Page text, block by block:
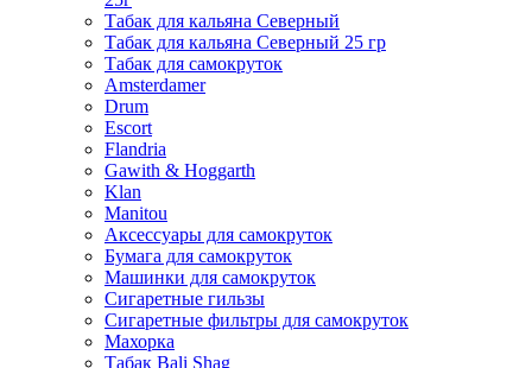
Табак для кальяна Северный
Табак для кальяна Северный 25 гр
Табак для самокруток
Amsterdamer
Drum
Escort
Flandria
Gawith & Hoggarth
Klan
Manitou
Аксессуары для самокруток
Бумага для самокруток
Машинки для самокруток
Сигаретные гильзы
Сигаретные фильтры для самокруток
Махорка
Табак Bali Shag